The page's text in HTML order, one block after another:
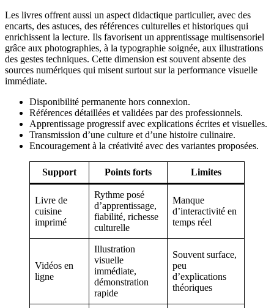
Les livres offrent aussi un aspect didactique particulier, avec des
encarts, des astuces, des références culturelles et historiques qui
enrichissent la lecture. Ils favorisent un apprentissage multisensoriel
grâce aux photographies, à la typographie soignée, aux illustrations
des gestes techniques. Cette dimension est souvent absente des
sources numériques qui misent surtout sur la performance visuelle
immédiate.
Disponibilité permanente hors connexion.
Références détaillées et validées par des professionnels.
Apprentissage progressif avec explications écrites et visuelles.
Transmission d’une culture et d’une histoire culinaire.
Encouragement à la créativité avec des variantes proposées.
Support Points forts Limites
Livre de
cuisine
imprimé
Rythme posé
d’apprentissage,
fiabilité, richesse
culturelle
Manque
d’interactivité en
temps réel
Vidéos en
ligne
Illustration
visuelle
immédiate,
démonstration
rapide
Souvent surface,
peu
d’explications
théoriques